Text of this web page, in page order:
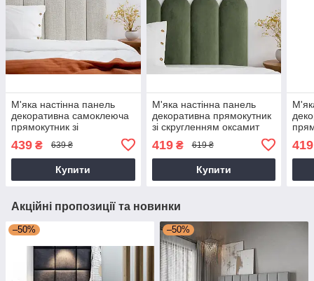
М'яка настінна панель
декоративна самоклеюча
прямокутник зі
скругленням льон BOHO
70х15х4см Кремовий
(97027pan)
439 ₴ 639 ₴
Купити
М'яка настінна панель
декоративна прямокутник
зі скругленням оксамит
PARIS 20х50х4см Зелений
(97033pan)
419₴ 619 ₴
Купити
419
Акційні пропозиції та новинки
–50% –50%